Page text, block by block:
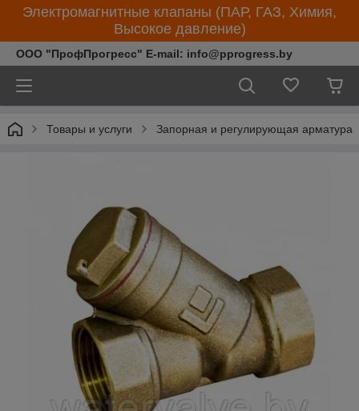
Электромагнитные клапаны (ПАР, ГАЗ, Химия,
Высокое давление)
ООО "ПрофПрогресс" E-mail: info@pprogress.by
Товары и услуги Запорная и регулирующая арматура